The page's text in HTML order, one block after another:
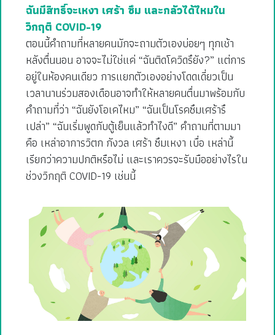
ฉันมีสิทธิ์จะเหงา เศร้า ซึม และกลัวได้ไหมใน
วิกฤติ COVID-19
ตอนนี้คำถามที่หลายคนมักจะถามตัวเองบ่อยๆ ทุกเช้า
หลังตื่นนอน อาจจะไม่ใช่แค่ “ฉันติดโควิดรึยัง?” แต่การ
อยู่ในห้องคนเดียว การแยกตัวเองอย่างโดดเดี่ยวเป็น
เวลานานร่วมสองเดือนอาจทำให้หลายคนตื่นมาพร้อมกับ
คำถามที่ว่า “ฉันยังโอเคไหม” “ฉันเป็นโรคซึมเศร้ารึ
เปล่า” “ฉันเริ่มพูดกับตู้เย็นแล้วทำไงดี” คำถามที่ตามมา
คือ เหล่าอาการวิตก กังวล เศร้า ซึมเหงา เบื่อ เหล่านี้
เรียกว่าความปกติหรือไม่ และเราควรจะรับมืออย่างไรใน
ช่วงวิกฤติ COVID-19 เช่นนี้